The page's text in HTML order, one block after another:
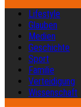
Lifestyle
Glauben
Medien
Geschichte
Sport
Familie
Verteidigung
Wissenschaft